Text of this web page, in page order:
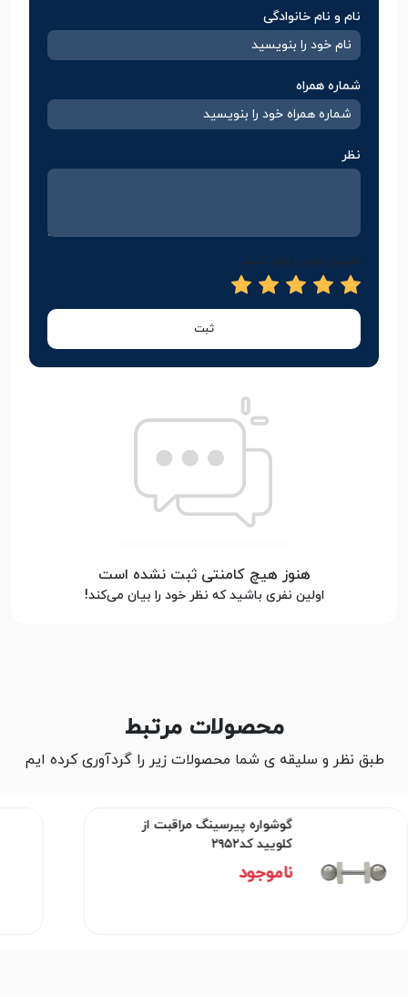
نام و نام خانوادگی
شماره همراه
نظر
امتیاز خود را وارد کنید
ثبت
هنوز هیچ کامنتی ثبت نشده است
اولین نفری باشید که نظر خود را بیان می‌کند!
محصولات مرتبط
طبق نظر و سلیقه ی شما محصولات زیر را گردآوری کرده ایم
گوشواره پیرسینگ مراقبت از
کلویید کد۲۹۵۲
ناموجود